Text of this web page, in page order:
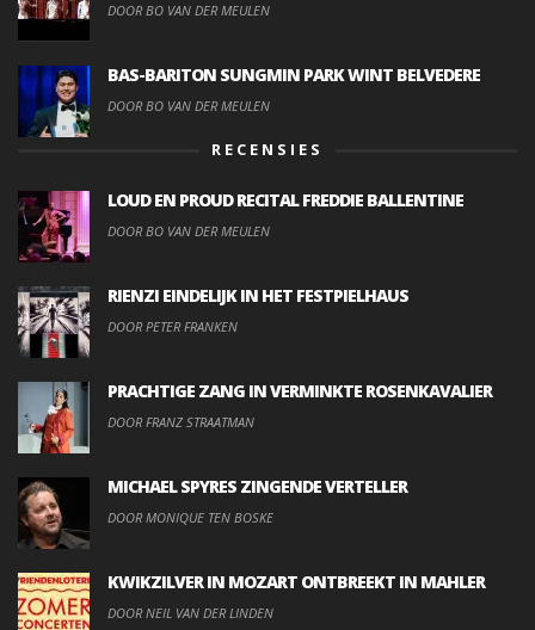
DOOR BO VAN DER MEULEN
BAS-BARITON SUNGMIN PARK WINT BELVEDERE
DOOR BO VAN DER MEULEN
RECENSIES
LOUD EN PROUD RECITAL FREDDIE BALLENTINE
DOOR BO VAN DER MEULEN
RIENZI EINDELIJK IN HET FESTPIELHAUS
DOOR PETER FRANKEN
PRACHTIGE ZANG IN VERMINKTE ROSENKAVALIER
DOOR FRANZ STRAATMAN
MICHAEL SPYRES ZINGENDE VERTELLER
DOOR MONIQUE TEN BOSKE
KWIKZILVER IN MOZART ONTBREEKT IN MAHLER
DOOR NEIL VAN DER LINDEN